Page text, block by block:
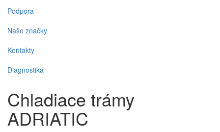
Podpora
Naše značky
Kontakty
Diagnostika
Chladiace trámy
ADRIATIC